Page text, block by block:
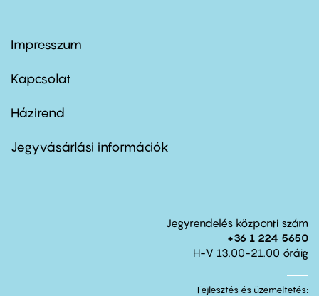
Footer
first
Impresszum
Kapcsolat
Footer
second
Házirend
Jegyvásárlási információk
Jegyrendelés központi szám
+36 1 224 5650
H-V 13.00-21.00 óráig
Fejlesztés és üzemeltetés: